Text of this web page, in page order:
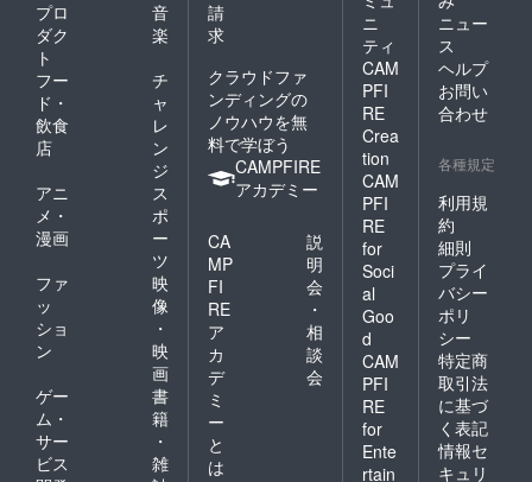
プロ
ダク
ト
音
楽
フー
ド・
飲食
店
チ
ャ
レ
ン
ジ
アニ
メ・
漫画
ス
ポ
ー
ツ
ファ
ッ
ショ
ン
映
像
・
映
画
ゲー
ム・
サー
ビス
書
籍
・
雑
請
求
クラウドファ
ンディングの
ノウハウを無
料で学ぼう
CAMPFIRE
アカデミー
CA
MP
FI
RE
ア
カ
デ
ミ
ー
と
は
説
明
会
・
相
談
会
ニ
ティ
CAM
PFI
RE
Crea
tion
CAM
PFI
RE
for
Soci
al
Goo
d
CAM
PFI
RE
for
Ente
rtain
ニュー
ス
ヘルプ
お問い
合わせ
各種規定
利用規
約
細則
プライ
バシー
ポリ
シー
特定商
取引法
に基づ
く表記
情報セ
キュリ